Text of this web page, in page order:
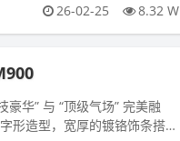
26-02-25 8.32 W
华” 与 “顶级气场” 完美融
形造型，宽厚的镀铬饰条搭配